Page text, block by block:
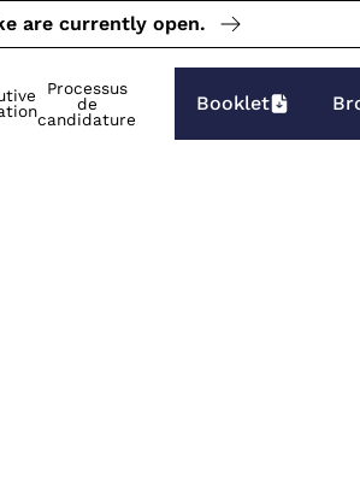
are currently open.
Processus
de
candidature
Booklet